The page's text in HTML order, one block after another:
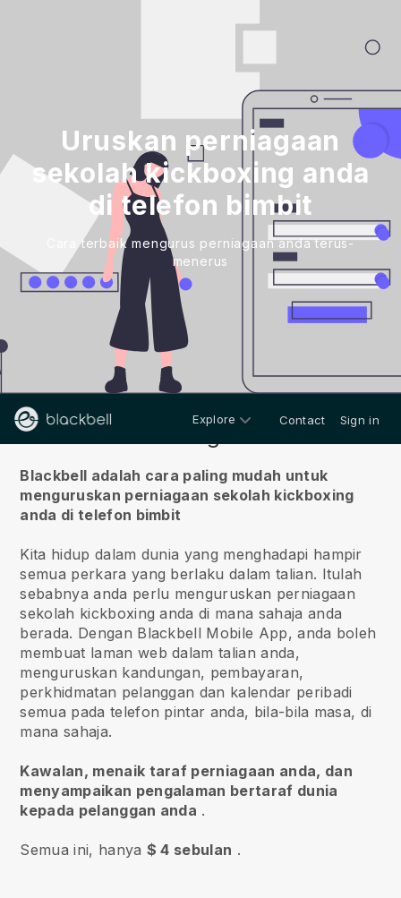
Uruskan perniagaan
sekolah kickboxing anda
di telefon bimbit
Cara terbaik mengurus perniagaan anda terus-
menerus
Explore Contact Sign in
Blackbell adalah cara paling mudah untuk
menguruskan perniagaan sekolah kickboxing
anda di telefon bimbit
Kita hidup dalam dunia yang menghadapi hampir
semua perkara yang berlaku dalam talian. Itulah
sebabnya anda perlu menguruskan perniagaan
sekolah kickboxing anda di mana sahaja anda
berada. Dengan Blackbell Mobile App, anda boleh
membuat laman web dalam talian anda,
menguruskan kandungan, pembayaran,
perkhidmatan pelanggan dan kalendar peribadi
semua pada telefon pintar anda, bila-bila masa, di
mana sahaja.
Kawalan, menaik taraf perniagaan anda, dan
menyampaikan pengalaman bertaraf dunia
kepada pelanggan anda .
Semua ini, hanya $ 4 sebulan .